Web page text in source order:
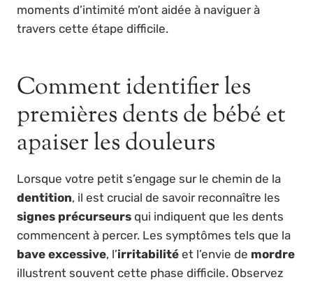
moments d’intimité m’ont aidée à naviguer à
travers cette étape difficile.
Comment identifier les
premières dents de bébé et
apaiser les douleurs
Lorsque votre petit s’engage sur le chemin de la
dentition, il est crucial de savoir reconnaître les
signes précurseurs qui indiquent que les dents
commencent à percer. Les symptômes tels que la
bave excessive, l’irritabilité et l’envie de mordre
illustrent souvent cette phase difficile. Observez